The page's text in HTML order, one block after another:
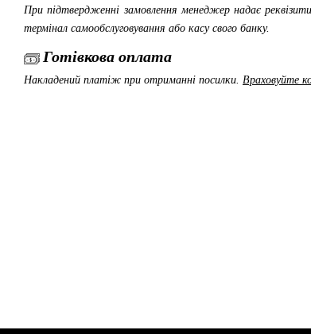
При підтвердженні замовлення менеджер надає
термінал самообслуговування або касу свого банку.
Готівкова оплата
Накладений платіж при отриманні посилки. Враховуйте